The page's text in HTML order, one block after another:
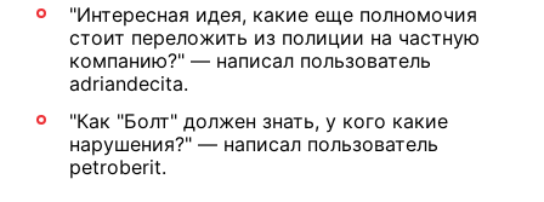
"Интересная идея, какие еще полномочия
стоит переложить из полиции на частную
компанию?" — написал пользователь
adriandecita.
"Как "Болт" должен знать, у кого какие
нарушения?" — написал пользователь
petroberit.